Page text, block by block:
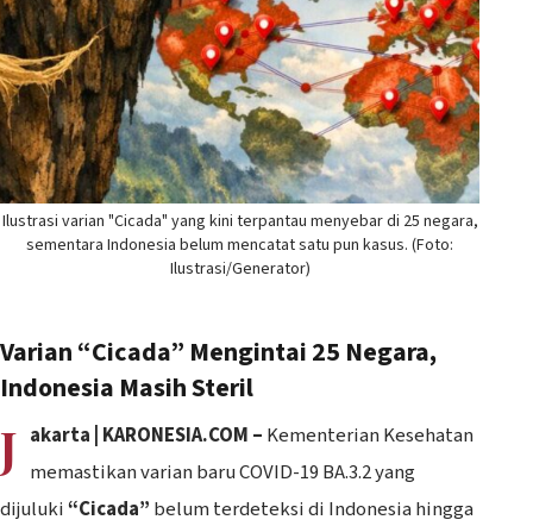
Ilustrasi varian "Cicada" yang kini terpantau menyebar di 25 negara,
sementara Indonesia belum mencatat satu pun kasus. (Foto:
Ilustrasi/Generator)
Varian “Cicada” Mengintai 25 Negara,
Indonesia Masih Steril
J akarta | KARONESIA.COM – Kementerian Kesehatan
memastikan varian baru COVID-19 BA.3.2 yang
dijuluki“Cicada” belum terdeteksi di Indonesia hingga